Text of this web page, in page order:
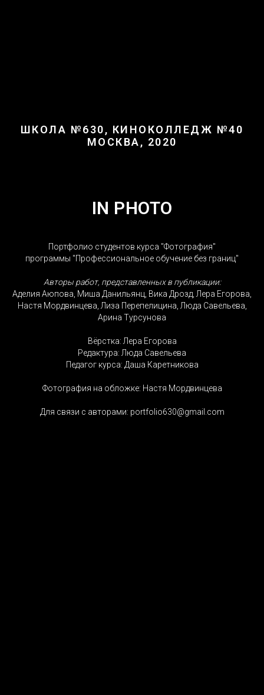
ШКОЛА №630, КИНОКОЛЛЕДЖ №40
МОСКВА, 2020
IN PHOTO
Портфолио студентов курса "Фотография"
программы "Профессиональное обучение без границ"
Авторы работ, представленных в публикации:
Аделия Аюпова, Миша Данильянц, Вика Дрозд, Лера Егорова,
Настя Мордвинцева, Лиза Перепелицина, Люда Савельева,
Арина Турсунова
Вёрстка: Лера Егорова
Редактура: Люда Савельева
Педагог курса: Даша Каретникова
Фотография на обложке: Настя Мордвинцева
Для связи с авторами: portfolio630@gmail.com